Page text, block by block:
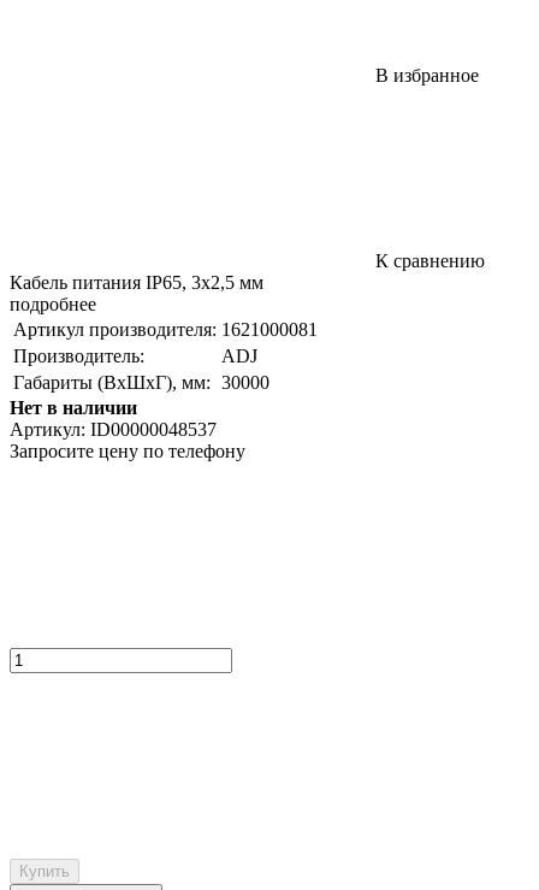
В избранное
К сравнению
Кабель питания IP65, 3х2,5 мм
подробнее
Артикул производителя: 1621000081
Производитель:
ADJ
Габариты (ВxШxГ), мм: 30000
Нет в наличии
Артикул: ID00000048537
Запросите цену по телефону
Купить